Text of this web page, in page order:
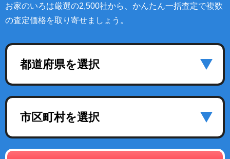
お家のいろは厳選の2,500社から、かんたん一括査定で複数
の査定価格を取り寄せましょう。
都道府県を選択
市区町村を選択